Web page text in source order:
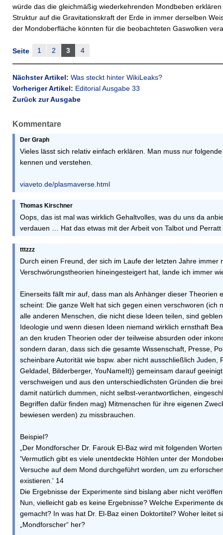
würde das die gleichmäßig wiederkehrenden Mondbeben
Struktur auf die Gravitationskraft der Erde in immer derselben
der Mondoberfläche könnten für die beobachteten Gaswolken
Seite 1 2 3 4
Nächster Artikel: Was steckt hinter WikiLeaks?
Vorheriger Artikel: Editorial Ausgabe 33
Zurück zur Ausgabe
Kommentare
Der Graph
Vieles lässt sich relativ einfach erklären. Man muss nur
kennen und verstehen.
viaveto.de/plasmaverse.html
Thomas Kirschner
Oops, das ist mal was wirklich Gehaltvolles, was du uns da
verdauen … Hat das etwas mit der Arbeit von Talbot und Perratt
tttzzz
Durch einen Freund, der sich im Laufe der letzten Jahre immer
Verschwörungstheorien hineingesteigert hat, lande ich immer
Einerseits fällt mir auf, dass man als Anhänger dieser Theorien
scheint: Die ganze Welt hat sich gegen einen verschworen (ich
alle anderen Menschen, die nicht diese Ideen teilen, sind
Ideologie und wenn diesen Ideen niemand wirklich ernsthaft
an den kruden Theorien oder der teilweise absurden oder
sondern daran, dass sich die gesamte Wissenschaft, Presse,
scheinbare Autorität wie bspw. aber nicht ausschließlich Juden,
Geldadel, Bilderberger, YouNameIt)} gemeinsam darauf
verschweigen und aus den unterschiedlichsten Gründen die
damit natürlich dummen, nicht selbst-verantwortlichen,
Begriffen dafür finden mag) Mitmenschen für ihre eigenen
bewiesen werden) zu missbrauchen.
Beispiel?
„Der Mondforscher Dr. Farouk El-Baz wird mit folgenden
'Vermutlich gibt es viele unentdeckte Höhlen unter der
Versuche auf dem Mond durchgeführt worden, um zu
existieren.' 14
Die Ergebnisse der Experimente sind bislang aber nicht
Nun, vielleicht gab es keine Ergebnisse? Welche Experimente
gemacht? In was hat Dr. El-Baz einen Doktortitel? Woher leitet
„Mondforscher“ her?